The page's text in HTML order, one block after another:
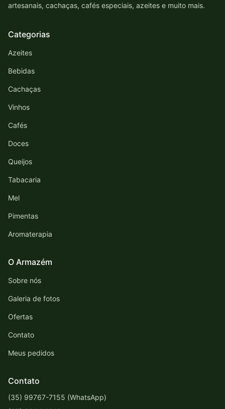
artesanais, cachaças, cafés especiais, azeites e muito mais.
Categorias
Azeites
Bebidas
Cachaças
Vinhos
Cafés
Doces
Queijos
Tabacaria
Mel
Pimentas
Aromaterapia
O Armazém
Sobre nós
Galeria de fotos
Ofertas
Contato
Meus pedidos
Contato
(35) 99767-7155 (WhatsApp)